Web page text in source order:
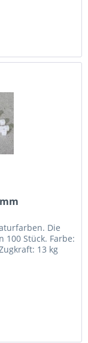
Die
100 Stück. Farbe:
13 kg